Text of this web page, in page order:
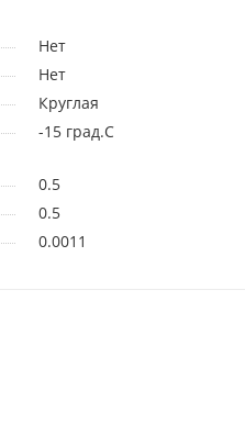
Нет
Нет
Круглая
-15 град.C
0.5
0.5
0.0011